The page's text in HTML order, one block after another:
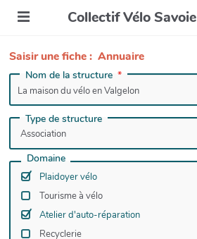
Collectif Vélo Savoie
Saisir une fiche : Annuaire
Nom de la structure
Type de structure
Domaine
Plaidoyer vélo
Tourisme à vélo
Atelier d'auto-réparation
Recyclerie